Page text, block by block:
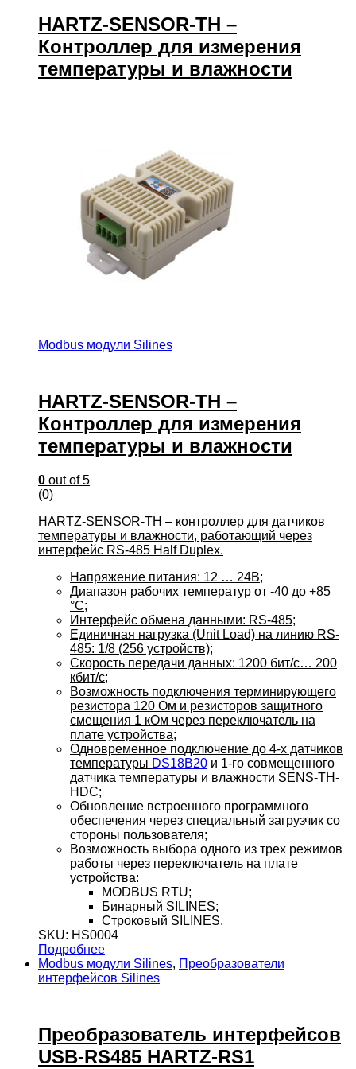
HARTZ-SENSOR-TH –
Контроллер для измерения
температуры и влажности
Modbus модули Silines
HARTZ-SENSOR-TH –
Контроллер для измерения
температуры и влажности
0 out of 5
(0)
HARTZ-SENSOR-TH – контроллер для датчиков
температуры и влажности, работающий через
интерфейс RS-485 Half Duplex.
Напряжение питания: 12 … 24В;
Диапазон рабочих температур от -40 до +85
°C;
Интерфейс обмена данными: RS-485;
Единичная нагрузка (Unit Load) на линию RS-
485: 1/8 (256 устройств);
Скорость передачи данных: 1200 бит/с… 200
кбит/c;
Возможность подключения терминирующего
резистора 120 Ом и резисторов защитного
смещения 1 кОм через переключатель на
плате устройства;
Одновременное подключение до 4-х датчиков
температуры DS18B20 и 1-го совмещенного
датчика температуры и влажности SENS-TH-
HDC;
Обновление встроенного программного
обеспечения через специальный загрузчик со
стороны пользователя;
Возможность выбора одного из трех режимов
работы через переключатель на плате
устройства:
MODBUS RTU;
Бинарный SILINES;
Строковый SILINES.
SKU: HS0004
Подробнее
Modbus модули Silines, Преобразователи
интерфейсов Silines
Преобразователь интерфейсов
USB-RS485 HARTZ-RS1